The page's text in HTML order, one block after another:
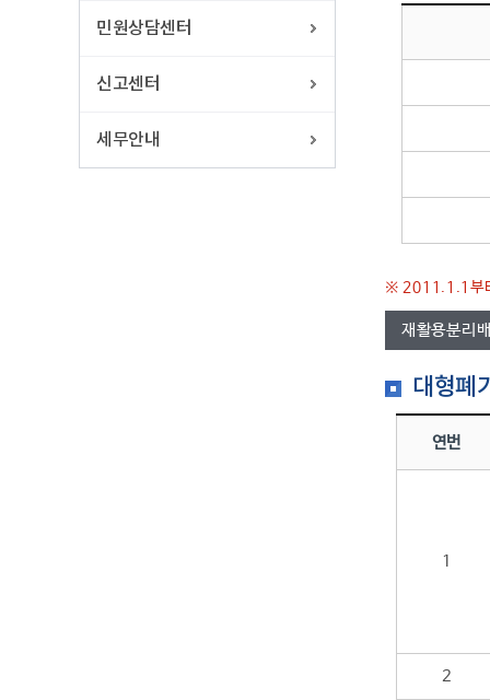
민원상담센터
신고센터
세무안내
※ 2011.1.1부터
재활용분리
대형폐
연번
1
2